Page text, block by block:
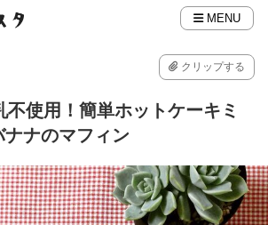
MENU
クリップする
不使用！簡単ホットケーキミ
ナのマフィン